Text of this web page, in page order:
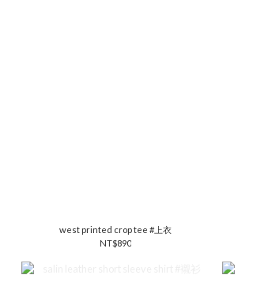
west printed crop tee #上衣
NT$890